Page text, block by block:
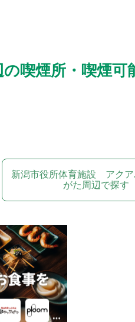
喫煙所・喫煙可
新潟市役所体育施設 アクア
がた周辺で探す